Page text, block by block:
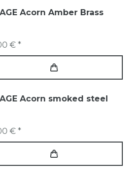
Acorn Amber Brass
€ *
Acorn smoked steel
€ *